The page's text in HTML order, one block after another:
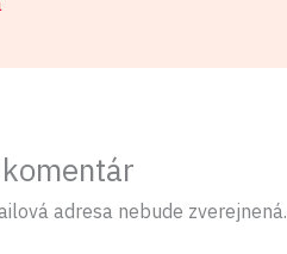
adresa nebude zverejnená.